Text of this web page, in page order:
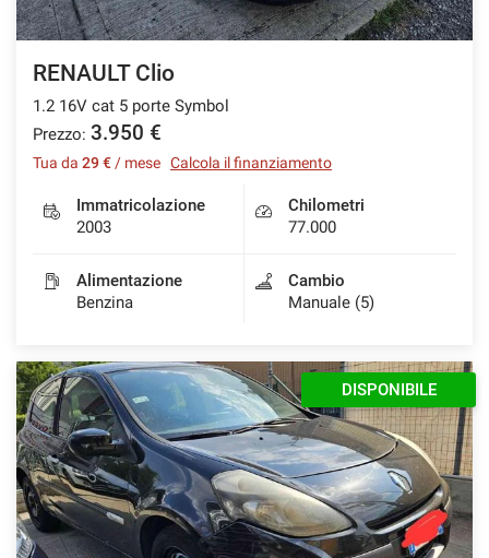
RENAULT Clio
1.2 16V cat 5 porte Symbol
Prezzo: 3.950 €
Tua da 29 € / mese Calcola il finanziamento
Immatricolazione
2003
Chilometri
77.000
Alimentazione
Benzina
Cambio
Manuale (5)
DISPONIBILE